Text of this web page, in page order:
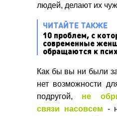
людей, делают их
ЧИТАЙТЕ ТАКЖЕ
10 проблем, с
современные
обращаются к
Как бы вы ни были
нет возможности
подругой, не
связи насовсем -